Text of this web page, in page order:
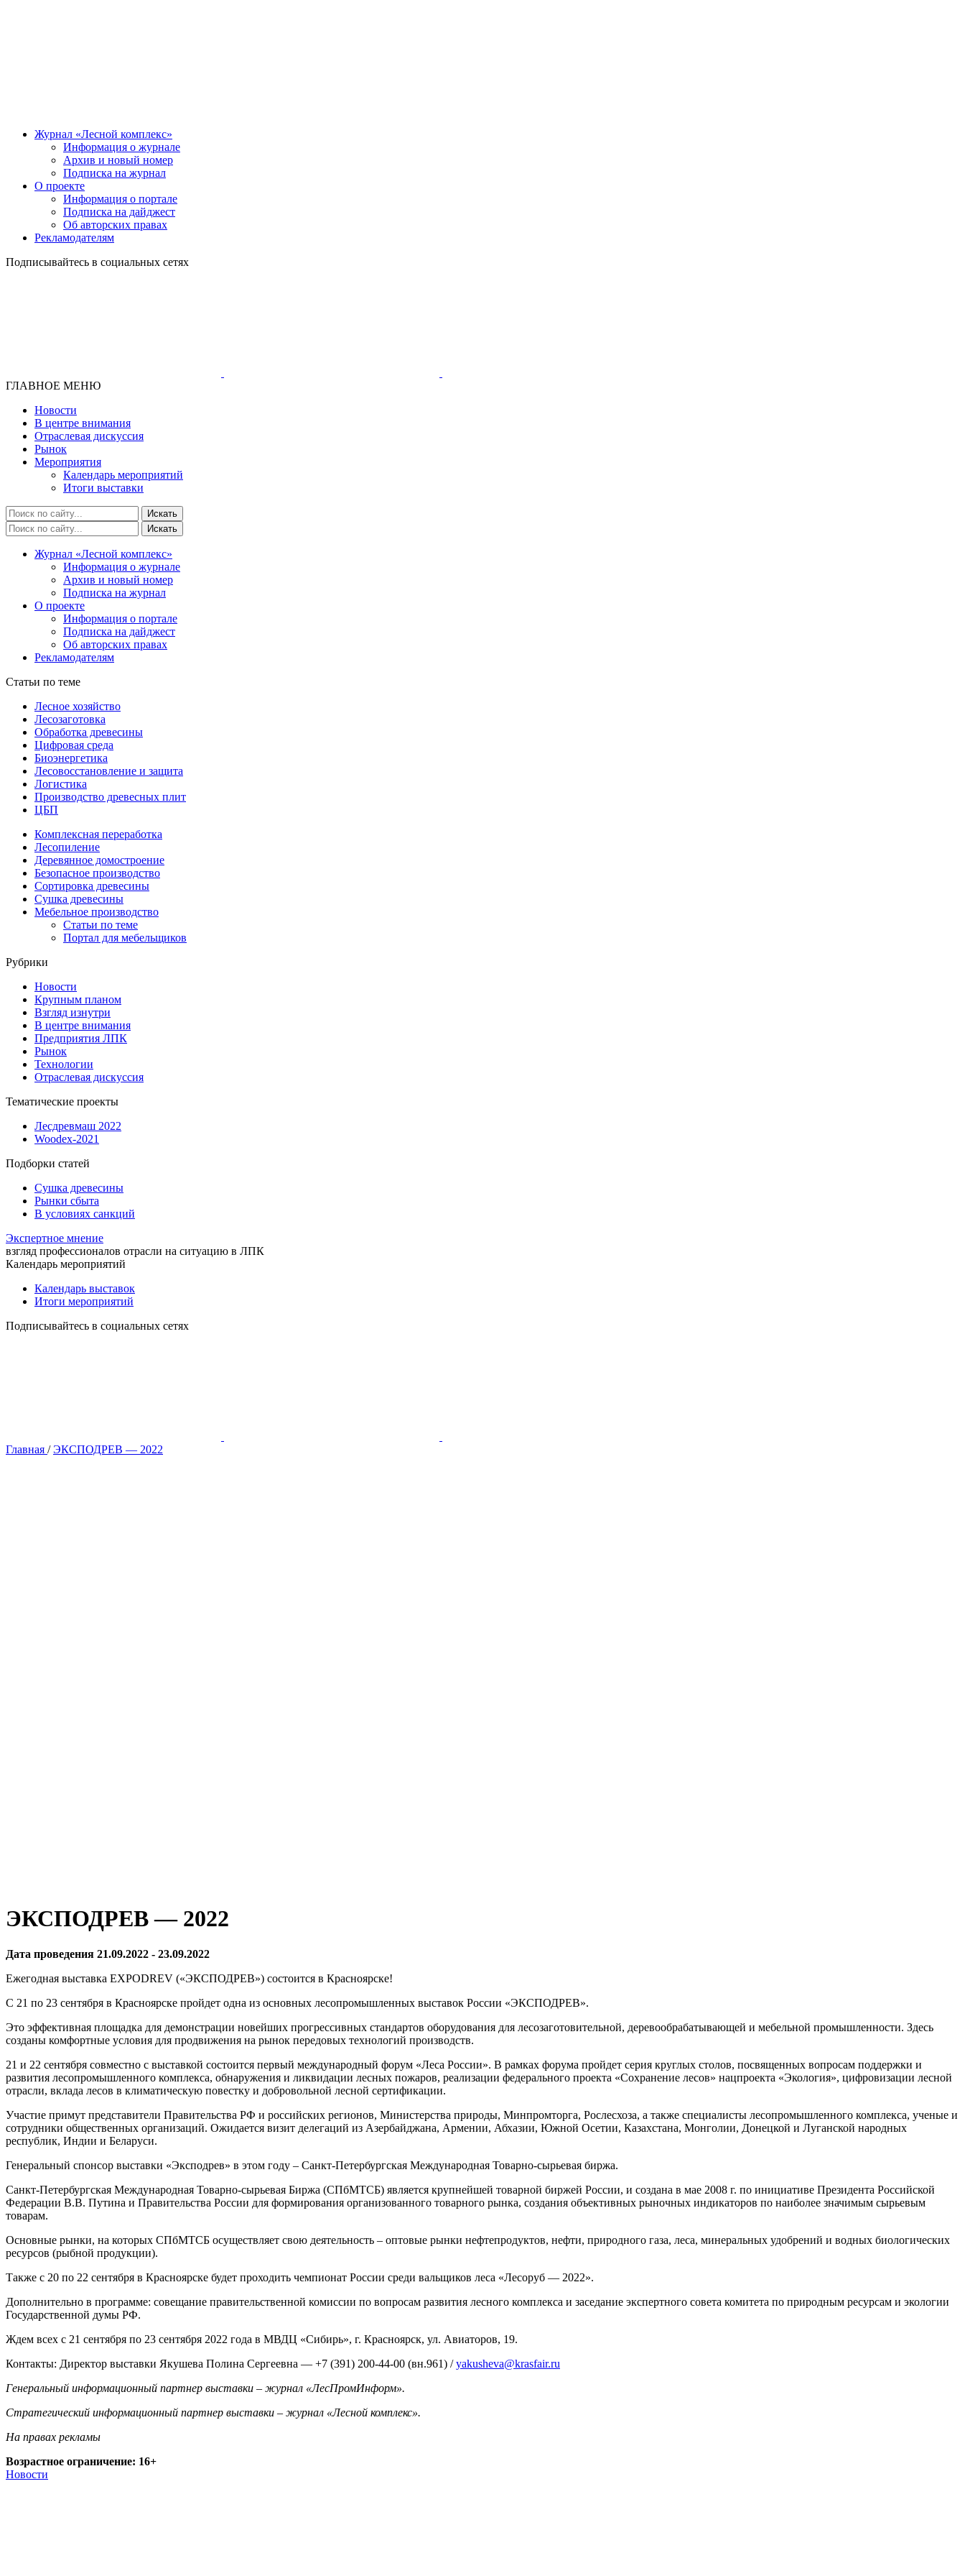
Журнал «Лесной комплекс»
Информация о журнале
Архив и новый номер
Подписка на журнал
О проекте
Информация о портале
Подписка на дайджест
Об авторских правах
Рекламодателям
Подписывайтесь в социальных сетях
ГЛАВНОЕ МЕНЮ
Новости
В центре внимания
Отраслевая дискуссия
Рынок
Мероприятия
Календарь мероприятий
Итоги выставки
Журнал «Лесной комплекс»
Информация о журнале
Архив и новый номер
Подписка на журнал
О проекте
Информация о портале
Подписка на дайджест
Об авторских правах
Рекламодателям
Статьи по теме
Лесное хозяйство
Лесозаготовка
Обработка древесины
Цифровая среда
Биоэнергетика
Лесовосстановление и защита
Логистика
Производство древесных плит
ЦБП
Комплексная переработка
Лесопиление
Деревянное домостроение
Безопасное производство
Сортировка древесины
Сушка древесины
Мебельное производство
Статьи по теме
Портал для мебельщиков
Рубрики
Новости
Крупным планом
Взгляд изнутри
В центре внимания
Предприятия ЛПК
Рынок
Технологии
Отраслевая дискуссия
Тематические проекты
Лесдревмаш 2022
Woodex-2021
Подборки статей
Сушка древесины
Рынки сбыта
В условиях санкций
Экспертное мнение
взгляд профессионалов отрасли на ситуацию в ЛПК
Календарь мероприятий
Календарь выставок
Итоги мероприятий
Подписывайтесь в социальных сетях
Главная / ЭКСПОДРЕВ — 2022
ЭКСПОДРЕВ — 2022
Дата проведения 21.09.2022 - 23.09.2022
Ежегодная выставка EXPODREV («ЭКСПОДРЕВ») состоится в Красноярске!
С 21 по 23 сентября в Красноярске пройдет одна из основных лесопромышленных выставок России «ЭКСПОДРЕВ».
Это эффективная площадка для демонстрации новейших прогрессивных стандартов оборудования для лесозаготовительной, деревообрабатывающей и мебельной промышленности. Здесь
созданы комфортные условия для продвижения на рынок передовых технологий производств.
21 и 22 сентября совместно с выставкой состоится первый международный форум «Леса России». В рамках форума пройдет серия круглых столов, посвященных вопросам поддержки и
развития лесопромышленного комплекса, обнаружения и ликвидации лесных пожаров, реализации федерального проекта «Сохранение лесов» нацпроекта «Экология», цифровизации лесной
отрасли, вклада лесов в климатическую повестку и добровольной лесной сертификации.
Участие примут представители Правительства РФ и российских регионов, Министерства природы, Минпромторга, Рослесхоза, а также специалисты лесопромышленного комплекса, ученые и
сотрудники общественных организаций. Ожидается визит делегаций из Азербайджана, Армении, Абхазии, Южной Осетии, Казахстана, Монголии, Донецкой и Луганской народных
республик, Индии и Беларуси.
Генеральный спонсор выставки «Эксподрев» в этом году – Санкт-Петербургская Международная Товарно-сырьевая биржа.
Санкт-Петербургская Международная Товарно-сырьевая Биржа (СПбМТСБ) является крупнейшей товарной биржей России, и создана в мае 2008 г. по инициативе Президента Российской
Федерации В.В. Путина и Правительства России для формирования организованного товарного рынка, создания объективных рыночных индикаторов по наиболее значимым сырьевым
товарам.
Основные рынки, на которых СПбМТСБ осуществляет свою деятельность – оптовые рынки нефтепродуктов, нефти, природного газа, леса, минеральных удобрений и водных биологических
ресурсов (рыбной продукции).
Также с 20 по 22 сентября в Красноярске будет проходить чемпионат России среди вальщиков леса «Лесоруб — 2022».
Дополнительно в программе: совещание правительственной комиссии по вопросам развития лесного комплекса и заседание экспертного совета комитета по природным ресурсам и экологии
Государственной думы РФ.
Ждем всех с 21 сентября по 23 сентября 2022 года в МВДЦ «Сибирь», г. Красноярск, ул. Авиаторов, 19.
Контакты: Директор выставки Якушева Полина Сергеевна — +7 (391) 200-44-00 (вн.961) /yakusheva@krasfair.ru
Генеральный информационный партнер выставки – журнал «ЛесПромИнформ».
Стратегический информационный партнер выставки – журнал «Лесной комплекс».
На правах рекламы
Возрастное ограничение: 16+
Новости